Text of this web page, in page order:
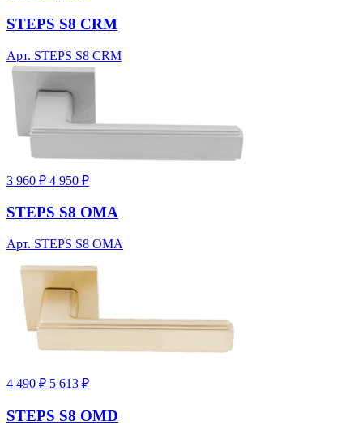
STEPS S8 CRM
Арт. STEPS S8 CRM
3 960 ₽ 4 950 ₽
STEPS S8 OMA
Арт. STEPS S8 OMA
4 490 ₽ 5 613 ₽
STEPS S8 OMD